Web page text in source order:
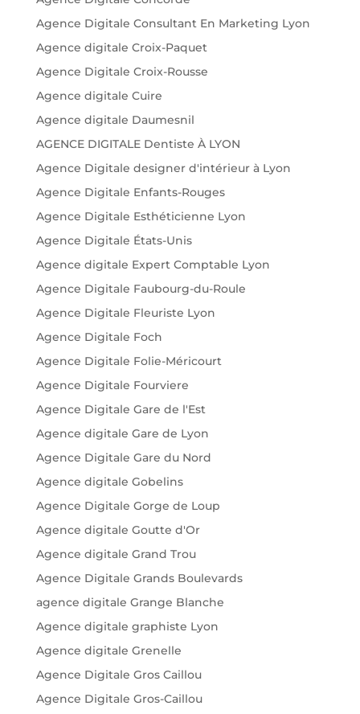
Agence Digitale Consultant En Marketing Lyon
Agence digitale Croix-Paquet
Agence Digitale Croix-Rousse
Agence digitale Cuire
Agence digitale Daumesnil
AGENCE DIGITALE Dentiste À LYON
Agence Digitale designer d'intérieur à Lyon
Agence Digitale Enfants-Rouges
Agence Digitale Esthéticienne Lyon
Agence Digitale États-Unis
Agence digitale Expert Comptable Lyon
Agence Digitale Faubourg-du-Roule
Agence Digitale Fleuriste Lyon
Agence Digitale Foch
Agence Digitale Folie-Méricourt
Agence Digitale Fourviere
Agence Digitale Gare de l'Est
Agence digitale Gare de Lyon
Agence Digitale Gare du Nord
Agence digitale Gobelins
Agence Digitale Gorge de Loup
Agence digitale Goutte d'Or
Agence digitale Grand Trou
Agence Digitale Grands Boulevards
agence digitale Grange Blanche
Agence digitale graphiste Lyon
Agence digitale Grenelle
Agence Digitale Gros Caillou
Agence Digitale Gros-Caillou